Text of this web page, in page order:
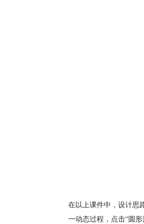
在以上课件中，设计思
一动态过程，点击“圆